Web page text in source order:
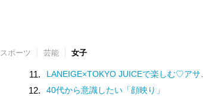
スポーツ 芸能 女子
11. LANEIGE×TOKYO JUICEで楽しむ♡アサイーマンゴースムージーの特別企画
12. 40代から意識したい「顔映り」